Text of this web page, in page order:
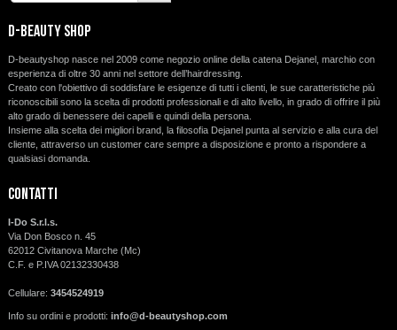
d-beauty shop
D-beautyshop nasce nel 2009 come negozio online della catena Dejanel, marchio con
esperienza di oltre 30 anni nel settore dell’hairdressing.
Creato con l'obiettivo di soddisfare le esigenze di tutti i clienti, le sue caratteristiche più
riconoscibili sono la scelta di prodotti professionali e di alto livello, in grado di offrire il più
alto grado di benessere dei capelli e quindi della persona.
Insieme alla scelta dei migliori brand, la filosofia Dejanel punta al servizio e alla cura del
cliente, attraverso un customer care sempre a disposizione e pronto a rispondere a
qualsiasi domanda.
Contatti
I-Do S.r.l.s.
Via Don Bosco n. 45
62012 Civitanova Marche (Mc)
C.F. e P.IVA 02132330438
Cellulare: 3454524919
Info su ordini e prodotti: info@d-beautyshop.com